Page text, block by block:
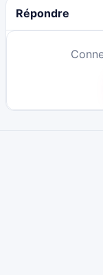
Répondre